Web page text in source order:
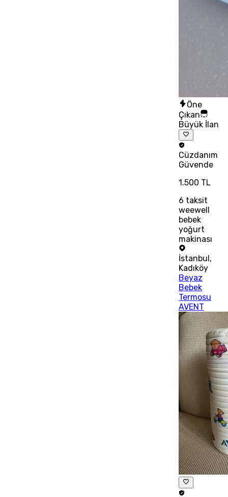
Öne
Çıkan
Büyük İlan
Cüzdanım
Güvende
1.500 TL
6 taksit
weewell
bebek
yoğurt
makinası
İstanbul ,
Kadıköy
Beyaz
Bebek
Termosu
AVENT